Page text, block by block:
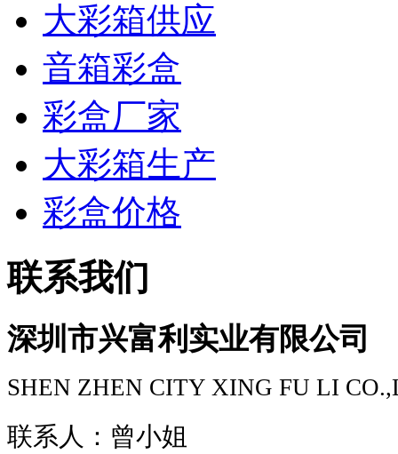
大彩箱供应
音箱彩盒
彩盒厂家
大彩箱生产
彩盒价格
联系我们
深圳市兴富利实业有限公司
SHEN ZHEN CITY XING FU LI
联系人：曾小姐